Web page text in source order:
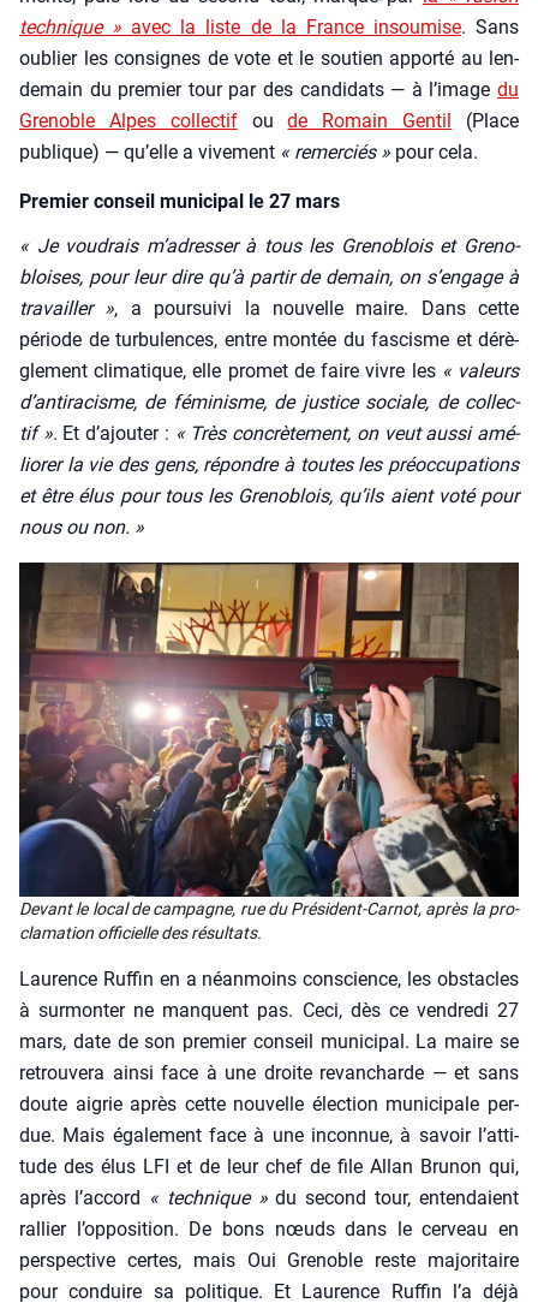
tech­nique » avec la liste de la France insou­mise. Sans
oublier les consignes de vote et le sou­tien appor­té au len­
de­main du pre­mier tour par des can­di­dats — à l’i­mage du
Gre­noble Alpes col­lec­tifoude Romain Gen­til
(Place
publique) — qu’elle a vive­ment « remer­ciés » pour cela.
Premier conseil municipal le 27 mars
« Je vou­drais m’a­dres­ser à tous les Gre­no­blois et Gre­no­
bloises, pour leur dire qu’à par­tir de demain, on s’en­gage à
tra­vailler », a pour­sui­vi la nou­velle maire. Dans cette
période de tur­bu­lences, entre mon­tée du fas­cisme et dérè­
gle­ment cli­ma­tique, elle pro­met de faire vivre les « valeurs
d’an­ti­ra­cisme, de fémi­nisme, de jus­tice sociale, de col­lec­
tif ». Et d’a­jou­ter : « Très concrè­te­ment, on veut aus­si amé­
lio­rer la vie des gens, répondre à toutes les pré­oc­cu­pa­tions
et être élus pour tous les Gre­no­blois, qu’ils aient voté pour
nous ou non. »
Devant le local de cam­pagne, rue du Pré­sident-Car­not, après la pro­
cla­ma­tion offi­cielle des résul­tats.
Lau­rence Ruf­fin en a néan­moins conscience, les obs­tacles
à sur­mon­ter ne manquent pas. Ceci, dès ce ven­dre­di 27
mars, date de son pre­mier conseil muni­ci­pal. La maire se
retrou­ve­ra ain­si face à une droite revan­charde — et sans
doute aigrie après cette nou­velle élec­tion muni­ci­pale per­
due. Mais éga­le­ment face à une incon­nue, à savoir l’at­ti­
tude des élus LFI et de leur chef de file Allan Bru­non qui,
après l’ac­cord « tech­nique »du second tour, enten­daient
ral­lier l’op­po­si­tion. De bons nœuds dans le cer­veau en
pers­pec­tive certes, mais Oui Gre­noble reste majo­ri­taire
pour conduire sa poli­tique. Et Lau­rence Ruf­fin l’a déjà